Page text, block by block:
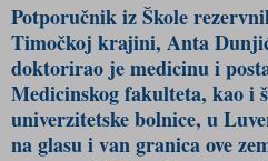
Potporučnik iz Škole
Timočkoj krajini, Anta
doktorirao je medicinu i
Medicinskog fakulteta, kao i
univerzitetske bolnice, u
na glasu i van granica ove